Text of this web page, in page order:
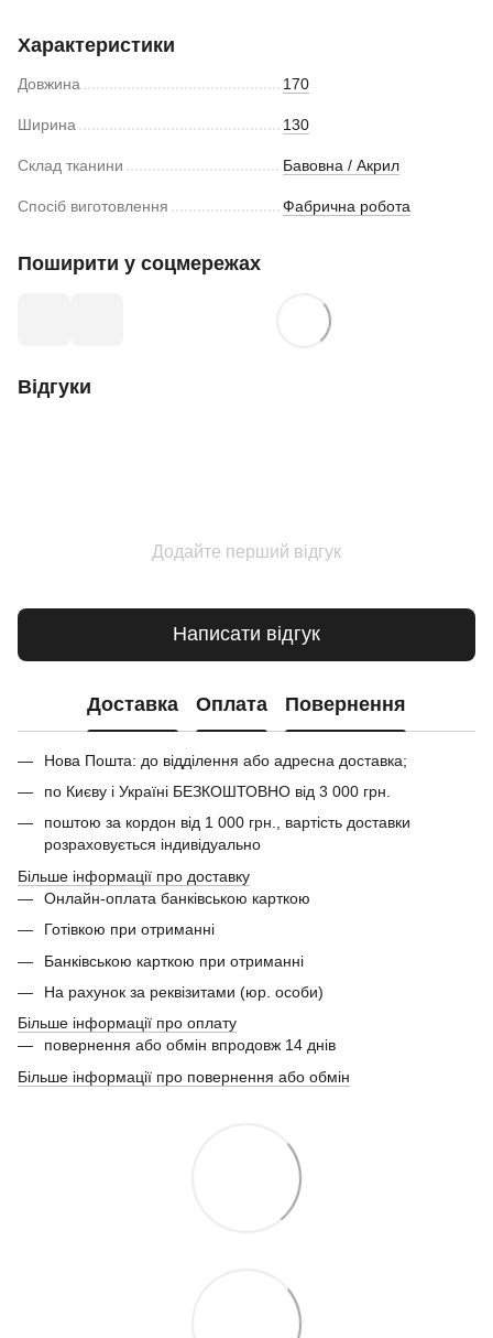
Характеристики
Довжина 170
Ширина 130
Склад тканини Бавовна / Акрил
Спосіб виготовлення Фабрична робота
Поширити у соцмережах
Відгуки
Додайте перший відгук
Написати відгук
Доставка Оплата Повернення
Нова Пошта: до відділення або адресна доставка;
по Києву і Україні БЕЗКОШТОВНО від 3 000 грн.
поштою за кордон від 1 000 грн., вартість доставки
розраховується індивідуально
Більше інформації про доставку
Онлайн-оплата банківською карткою
Готівкою при отриманні
Банківською карткою при отриманні
На рахунок за реквізитами (юр. особи)
Більше інформації про оплату
повернення або обмін впродовж 14 днів
Більше інформації про повернення або обмін